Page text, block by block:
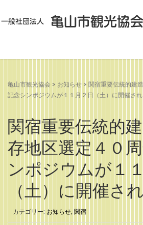
亀山市観光協会 > お知らせ > 関宿重要伝統的建
記念シンポジウムが１１月２日（土）に開催され
関宿重要伝統的
存地区選定４０
ンポジウムが１
（土）に開催さ
カテゴリー: お知らせ, 関宿